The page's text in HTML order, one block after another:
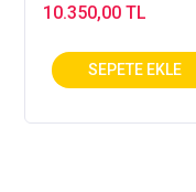
10.350,00 TL